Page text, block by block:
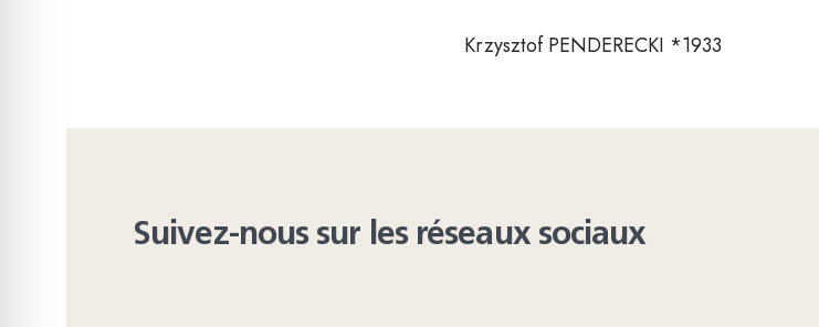
Krzysztof PENDERECKI *1933
Suivez-nous sur les réseaux sociaux